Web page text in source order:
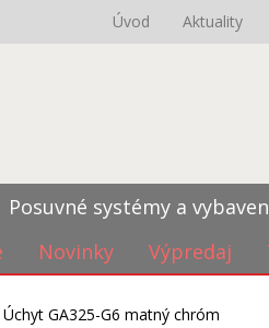
Úvod Aktuality
Posuvné systémy a
Novinky Výpredaj
Úchyt GA325-G6 matný chróm